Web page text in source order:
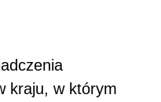
kraju, w którym